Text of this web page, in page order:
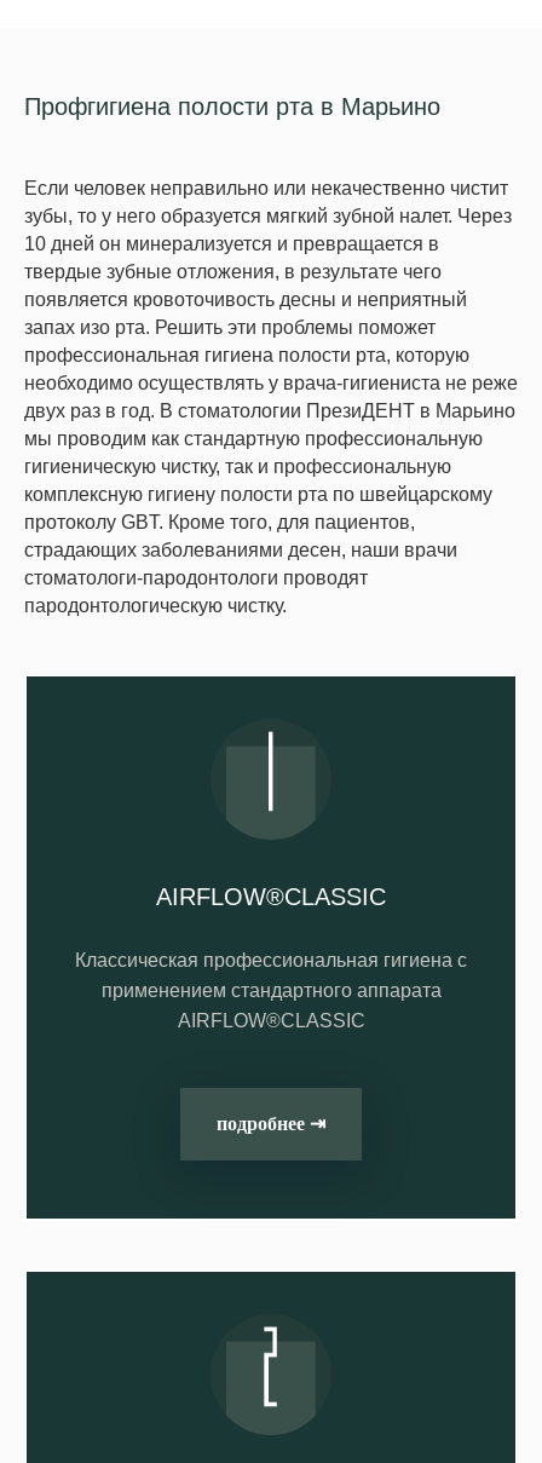
Профгигиена полости рта в Марьино
Если человек неправильно или некачественно чистит
зубы, то у него образуется мягкий зубной налет. Через
10 дней он минерализуется и превращается в
твердые зубные отложения, в результате чего
появляется кровоточивость десны и неприятный
запах изо рта. Решить эти проблемы поможет
профессиональная гигиена полости рта, которую
необходимо осуществлять у врача-гигиениста не реже
двух раз в год. В стоматологии ПрезиДЕНТ в Марьино
мы проводим как стандартную профессиональную
гигиеническую чистку, так и профессиональную
комплексную гигиену полости рта по швейцарскому
протоколу GBT. Кроме того, для пациентов,
страдающих заболеваниями десен, наши врачи
стоматологи-пародонтологи проводят
пародонтологическую чистку.
AIRFLOW®CLASSIC
Классическая профессиональная гигиена с
применением стандартного аппарата
AIRFLOW®CLASSIC
подробнее ⇥